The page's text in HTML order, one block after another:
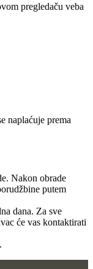
pregledaču veba
naplaćuje prema
Nakon obrade
putem
dana. Za sve
će vas kontaktirati